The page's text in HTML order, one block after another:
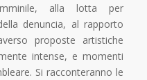
alla lotta per
denuncia, al rapporto
proposte artistiche
intense, e momenti
Si racconteranno le